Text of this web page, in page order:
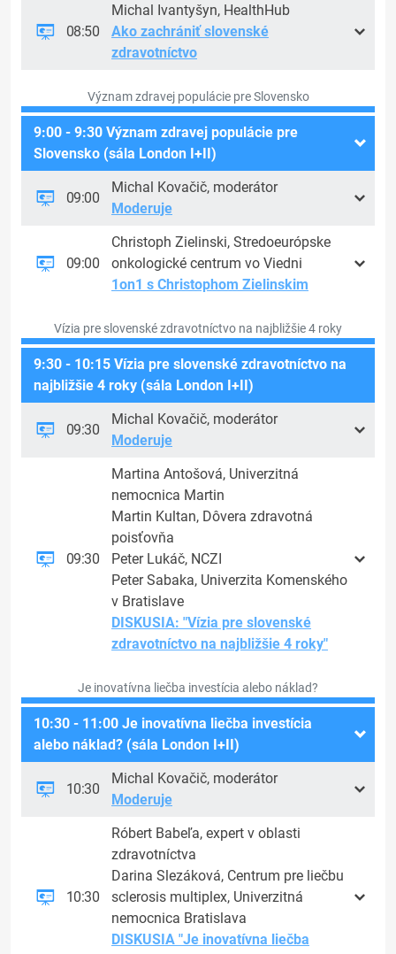
08:50
Michal Ivantyšyn, HealthHub
Ako zachrániť slovenské
zdravotníctvo
Význam zdravej populácie pre Slovensko
9:00 - 9:30 Význam zdravej populácie pre
Slovensko (sála London I+II)
09:00
Michal Kovačič, moderátor
Moderuje
09:00
Christoph Zielinski, Stredoeurópske
onkologické centrum vo Viedni
1on1 s Christophom Zielinskim
Vízia pre slovenské zdravotníctvo na najbližšie 4 roky
9:30 - 10:15 Vízia pre slovenské zdravotníctvo na
najbližšie 4 roky (sála London I+II)
09:30
Michal Kovačič, moderátor
Moderuje
09:30
Martina Antošová, Univerzitná
nemocnica Martin
Martin Kultan, Dôvera zdravotná
poisťovňa
Peter Lukáč, NCZI
Peter Sabaka, Univerzita Komenského
v Bratislave
DISKUSIA: "Vízia pre slovenské
zdravotníctvo na najbližšie 4 roky"
Je inovatívna liečba investícia alebo náklad?
10:30 - 11:00 Je inovatívna liečba investícia
alebo náklad? (sála London I+II)
10:30
Michal Kovačič, moderátor
Moderuje
10:30
Róbert Babeľa, expert v oblasti
zdravotníctva
Darina Slezáková, Centrum pre liečbu
sclerosis multiplex, Univerzitná
nemocnica Bratislava
DISKUSIA "Je inovatívna liečba